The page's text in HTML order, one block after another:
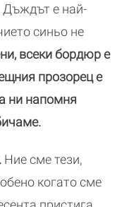
Дъждът е най-
синьо не
всеки бордюр е
прозорец е
ни напомня
Ние сме тези,
когато сме